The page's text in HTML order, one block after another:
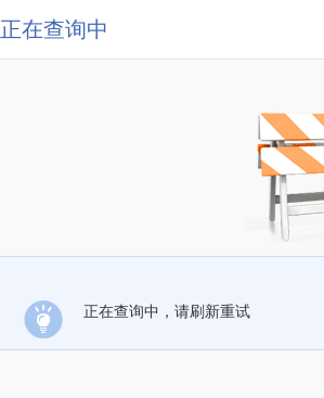
正在查询中
正在查询中，请刷新重试